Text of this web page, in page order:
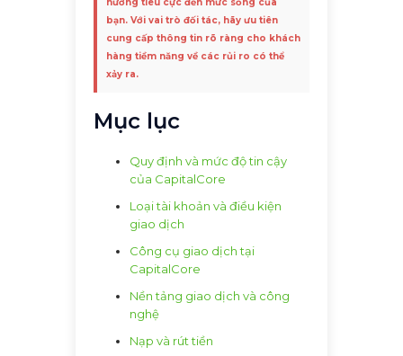
bạn. Với vai trò đối tác, hãy ưu tiên
cung cấp thông tin rõ ràng cho khách
hàng tiềm năng về các rủi ro có thể
xảy ra.
Mục lục
Quy định và mức độ tin cậy
của CapitalCore
Loại tài khoản và điều kiện
giao dịch
Công cụ giao dịch tại
CapitalCore
Nền tảng giao dịch và công
nghệ
Nạp và rút tiền